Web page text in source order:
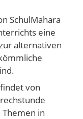
SchulMahara
eine
alternativen
von
in